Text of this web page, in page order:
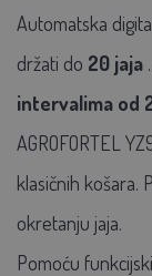
Automatska
držati do 20 jaja
intervalima od
AGROFORTEL
klasičnih košara.
okretanju jaja.
Pomoću